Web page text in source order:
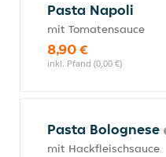
Pasta Napoli
mit Tomatensauce
8,90 €
inkl. Pfand (0,00 €)
Pasta Bolognese
mit Hackfleischsauce